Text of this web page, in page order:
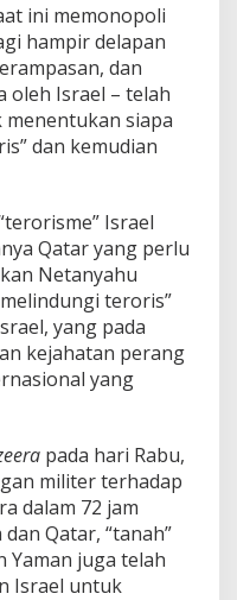
ini memonopoli
hampir delapan
dan
oleh Israel – telah
siapa
dan kemudian
Israel
Qatar yang perlu
Netanyahu
teroris”
yang pada
kejahatan perang
yang
pada hari Rabu,
militer terhadap
dalam 72 jam
Qatar, “tanah”
Yaman juga telah
Israel untuk